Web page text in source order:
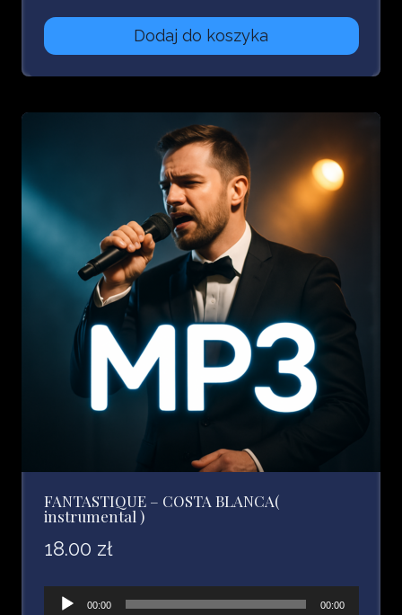
dźwiękowych
Dodaj do koszyka
FANTASTIQUE – COSTA BLANCA(
instrumental )
18.00 zł
Odtwarzacz
00:00 00:00